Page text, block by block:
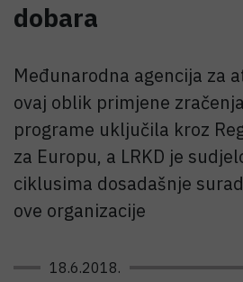
dobara
Međunarodna agencija za
ovaj oblik primjene
programe uključila kroz
za Europu, a LRKD je
ciklusima dosadašnje
ove organizacije
18.6.2018.